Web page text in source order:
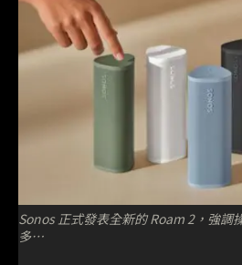
Sonos 正式發表全新的 Roam 2，強調
多…